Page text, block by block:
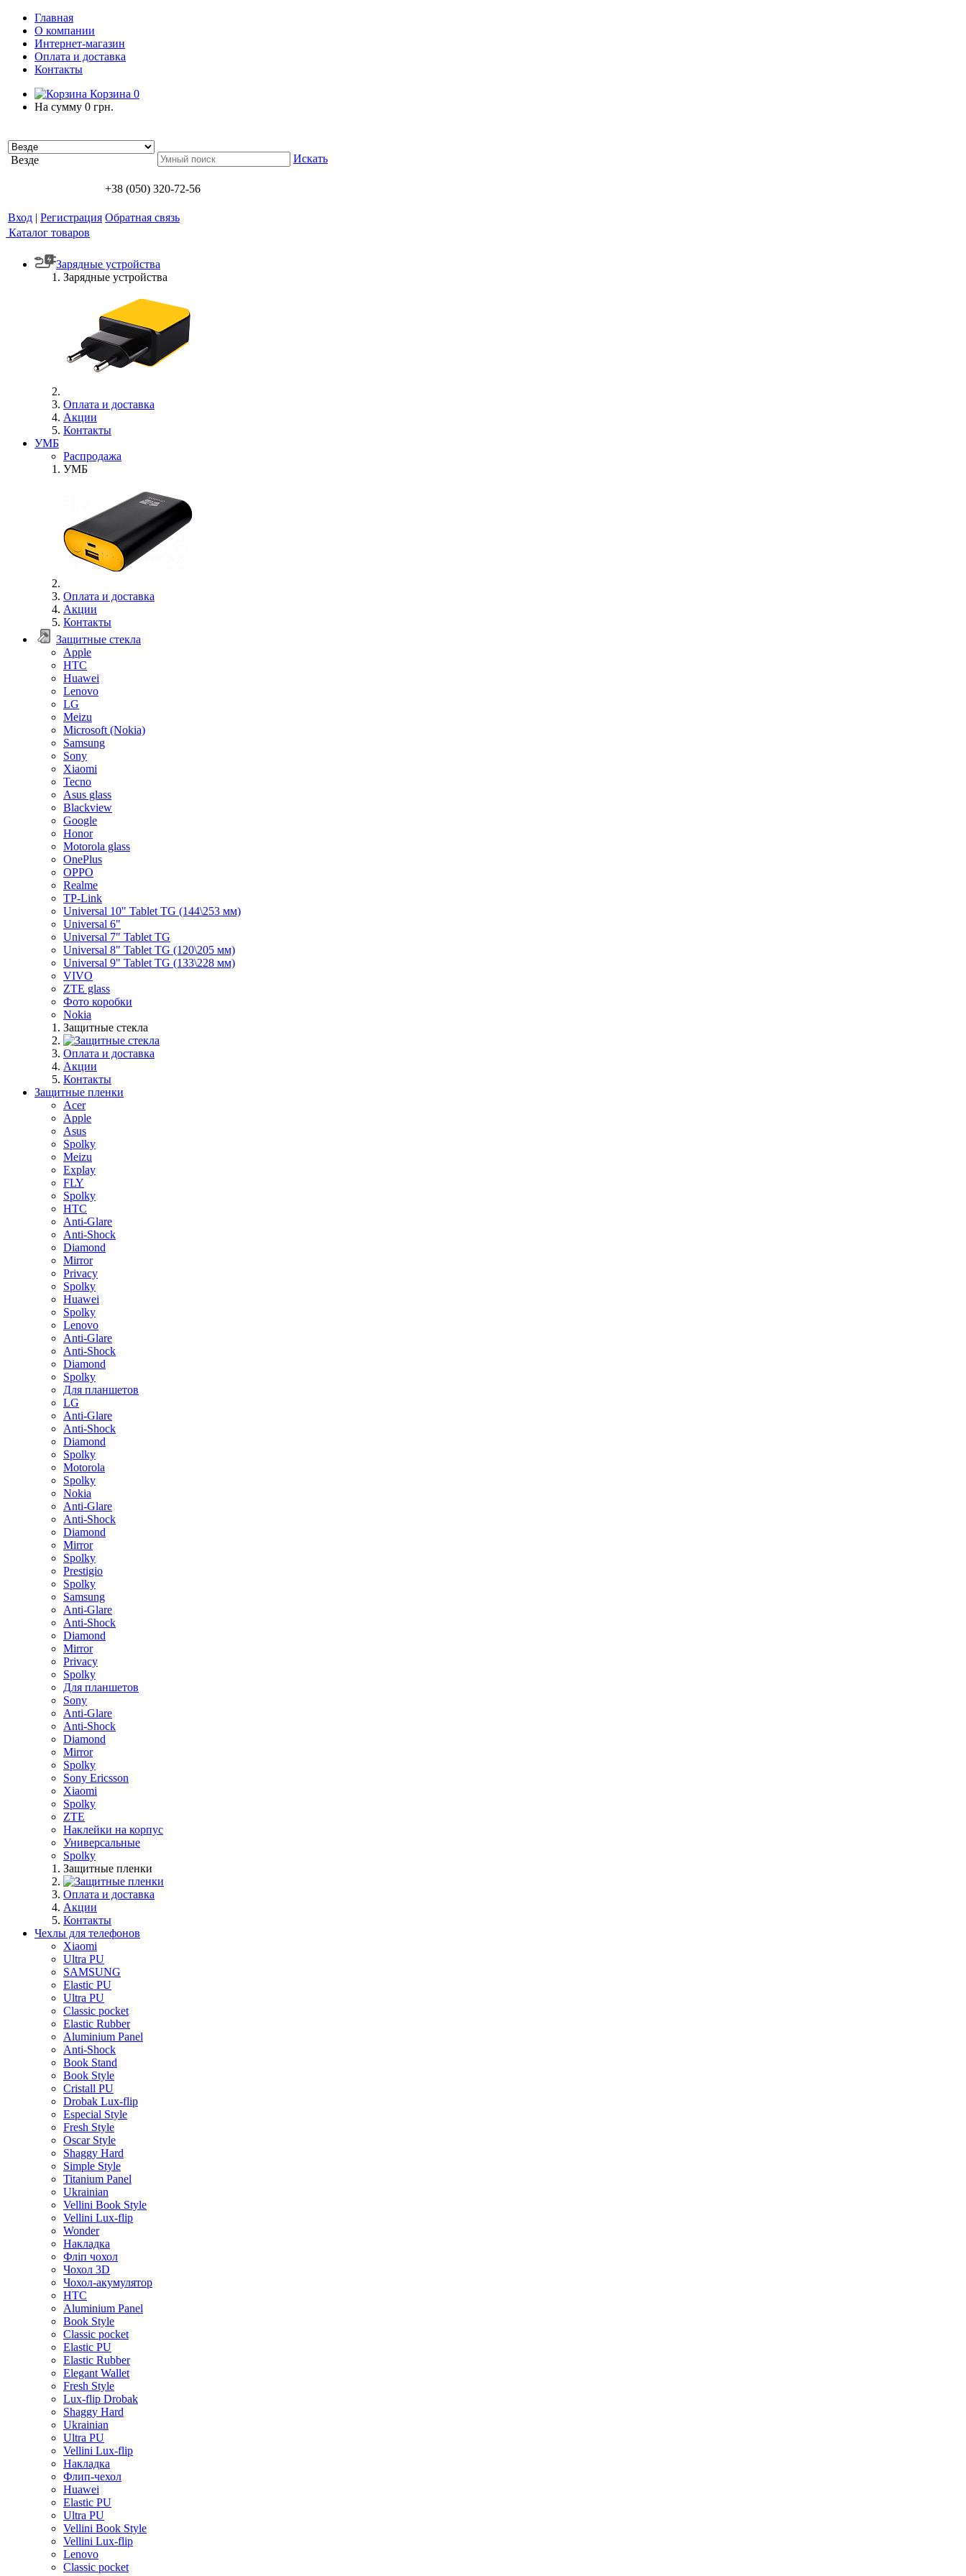
Главная
О компании
Интернет-магазин
Оплата и доставка
Контакты
Корзина 0
На сумму 0 грн.
Везде Искать
+38 (050) 320-72-56
Вход | Регистрация Обратная связь
Каталог товаров
Зарядные устройства
Зарядные устройства
Оплата и доставка
Акции
Контакты
УМБ
Распродажа
УМБ
Оплата и доставка
Акции
Контакты
Защитные стекла
Apple
HTC
Huawei
Lenovo
LG
Meizu
Microsoft (Nokia)
Samsung
Sony
Xiaomi
Tecno
Asus glass
Blackview
Google
Honor
Motorola glass
OnePlus
OPPO
Realme
TP-Link
Universal 10" Tablet TG (144\253 мм)
Universal 6"
Universal 7" Tablet TG
Universal 8" Tablet TG (120\205 мм)
Universal 9" Tablet TG (133\228 мм)
VIVO
ZTE glass
Фото коробки
Nokia
Защитные стекла
Оплата и доставка
Акции
Контакты
Защитные пленки
Acer
Apple
Asus
Spolky
Meizu
Explay
FLY
Spolky
HTC
Anti-Glare
Anti-Shock
Diamond
Mirror
Privacy
Spolky
Huawei
Spolky
Lenovo
Anti-Glare
Anti-Shock
Diamond
Spolky
Для планшетов
LG
Anti-Glare
Anti-Shock
Diamond
Spolky
Motorola
Spolky
Nokia
Anti-Glare
Anti-Shock
Diamond
Mirror
Spolky
Prestigio
Spolky
Samsung
Anti-Glare
Anti-Shock
Diamond
Mirror
Privacy
Spolky
Для планшетов
Sony
Anti-Glare
Anti-Shock
Diamond
Mirror
Spolky
Sony Ericsson
Xiaomi
Spolky
ZTE
Наклейки на корпус
Универсальные
Spolky
Защитные пленки
Оплата и доставка
Акции
Контакты
Чехлы для телефонов
Xiaomi
Ultra PU
SAMSUNG
Elastic PU
Ultra PU
Classic pocket
Elastic Rubber
Aluminium Panel
Anti-Shock
Book Stand
Book Style
Cristall PU
Drobak Lux-flip
Especial Style
Fresh Style
Oscar Style
Shaggy Hard
Simple Style
Titanium Panel
Ukrainian
Vellini Book Style
Vellini Lux-flip
Wonder
Накладка
Фліп чохол
Чохол 3D
Чохол-акумулятор
HTC
Aluminium Panel
Book Style
Classic pocket
Elastic PU
Elastic Rubber
Elegant Wallet
Fresh Style
Lux-flip Drobak
Shaggy Hard
Ukrainian
Ultra PU
Vellini Lux-flip
Накладка
Флип-чехол
Huawei
Elastic PU
Ultra PU
Vellini Book Style
Vellini Lux-flip
Lenovo
Classic pocket